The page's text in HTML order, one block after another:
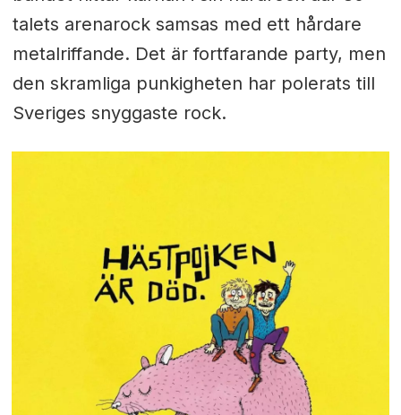
talets arenarock samsas med ett hårdare
metalriffande. Det är fortfarande party, men
den skramliga punkigheten har polerats till
Sveriges snyggaste rock.